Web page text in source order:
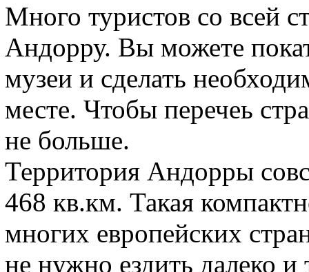
Много туристов со всей
Андорру. Вы можете
музеи и сделать
месте. Чтобы перечеь
не больше.
Территория Андорры
468 кв.км. Такая
многих европейских
не нужно ездить далеко и